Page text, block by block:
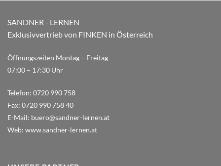
SANDNER - LERNEN
Exklusivvertrieb von FINKEN in Österreich
Öffnungszeiten Montag – Freitag
07:00 – 17:30 Uhr
Telefon: 0720 990 758
Fax: 0720 990 758 40
E-Mail: buero@sandner-lernen.at
Web: www.sandner-lernen.at